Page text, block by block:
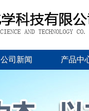
公司新闻 产品中